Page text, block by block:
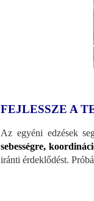
FEJLESSZE A
Az egyéni edzések
sebességre,
iránti érdeklődést.